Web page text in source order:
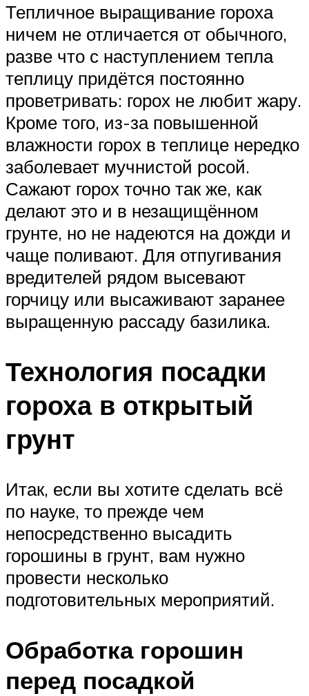
Тепличное выращивание гороха
ничем не отличается от обычного,
разве что с наступлением тепла
теплицу придётся постоянно
проветривать: горох не любит жару.
Кроме того, из-за повышенной
влажности горох в теплице нередко
заболевает мучнистой росой.
Сажают горох точно так же, как
делают это и в незащищённом
грунте, но не надеются на дожди и
чаще поливают. Для отпугивания
вредителей рядом высевают
горчицу или высаживают заранее
выращенную рассаду базилика.
Технология посадки
гороха в открытый
грунт
Итак, если вы хотите сделать всё
по науке, то прежде чем
непосредственно высадить
горошины в грунт, вам нужно
провести несколько
подготовительных мероприятий.
Обработка горошин
перед посадкой